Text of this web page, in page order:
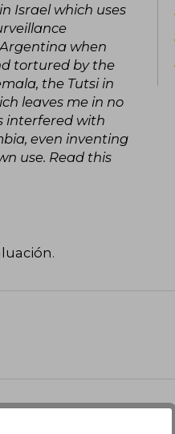
Israel which uses
when
tortured by the
the Tutsi in
leaves me in no
interfered with
even inventing
use. Read this
.